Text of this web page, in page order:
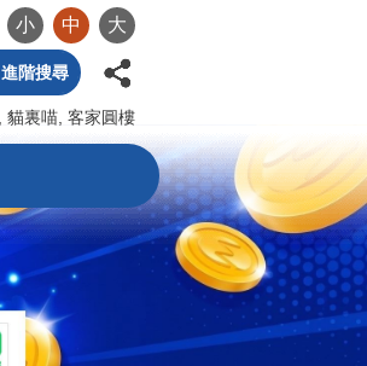
小 中 大
進階搜尋
貓裏喵 客家圓樓